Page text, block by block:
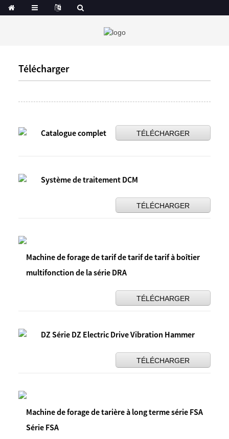
Télécharger
Catalogue complet TÉLÉCHARGER
Système de traitement DCM
TÉLÉCHARGER
Machine de forage de tarif de tarif de tarif à boîtier
multifonction de la série DRA
TÉLÉCHARGER
DZ Série DZ Electric Drive Vibration Hammer
TÉLÉCHARGER
Machine de forage de tarière à long terme série FSA
Série FSA